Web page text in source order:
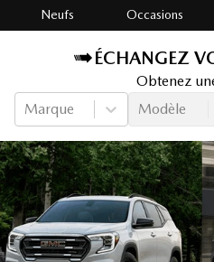
Neufs Occasions
ÉCHANGEZ
Obtenez
Marque
Modèle